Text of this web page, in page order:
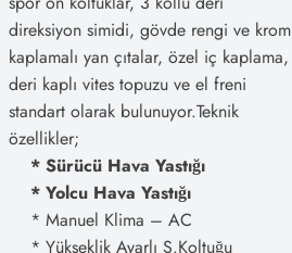
direksiyon simidi, gövde rengi ve krom
kaplamalı yan çıtalar, özel iç kaplama,
deri kaplı vites topuzu ve el freni
standart olarak bulunuyor.Teknik
özellikler;
* Sürücü Hava Yastığı
* Yolcu Hava Yastığı
* Manuel Klima – AC
* Yükseklik Ayarlı S.Koltuğu